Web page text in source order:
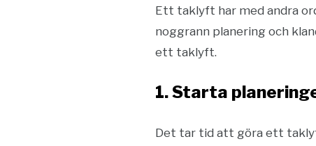
Ett taklyft har med andra
noggrann planering och
ett taklyft.
1. Starta
Det tar tid att göra ett